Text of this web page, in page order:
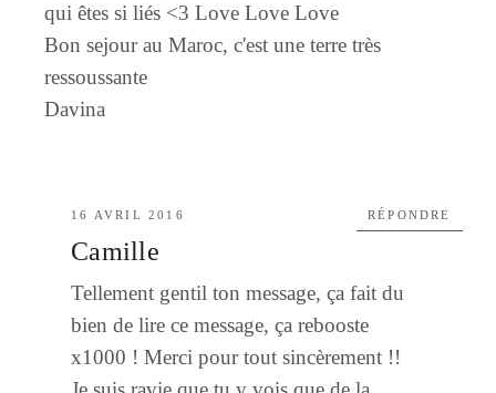
qui êtes si liés <3 Love Love Love
Bon sejour au Maroc, c'est une terre très
ressoussante
Davina
16 AVRIL 2016
Camille
Tellement gentil ton message, ça fait du
bien de lire ce message, ça rebooste
x1000 ! Merci pour tout sincèrement !!
RÉPONDRE